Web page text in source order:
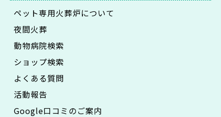
ペット専用火葬炉について
夜間火葬
動物病院検索
ショップ検索
よくある質問
活動報告
Google口コミのご案内